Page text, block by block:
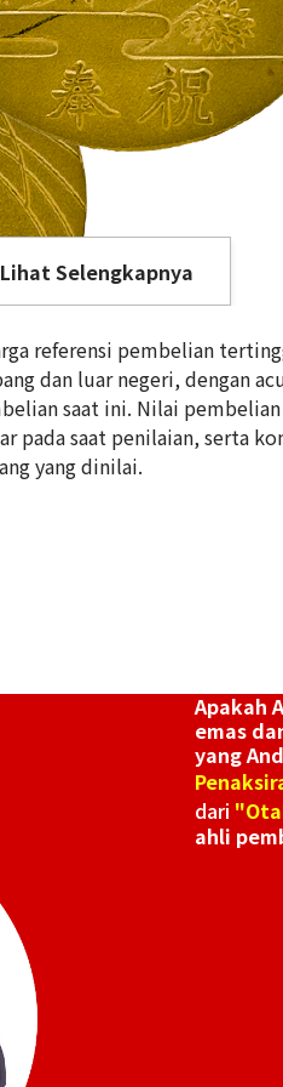
Gold Coin of Their
Lihat Selengkapnya
referensi pembelian
dan luar negeri, dengan
saat ini. Nilai
pada saat penilaian, serta
yang dinilai.
Apakah
emas
yang
dari
ahli